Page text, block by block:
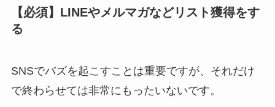
【必須】LINEやメルマガなどリスト獲得をす
る
SNSでバズを起こすことは重要ですが、それだけ
で終わらせては非常にもったいないです。